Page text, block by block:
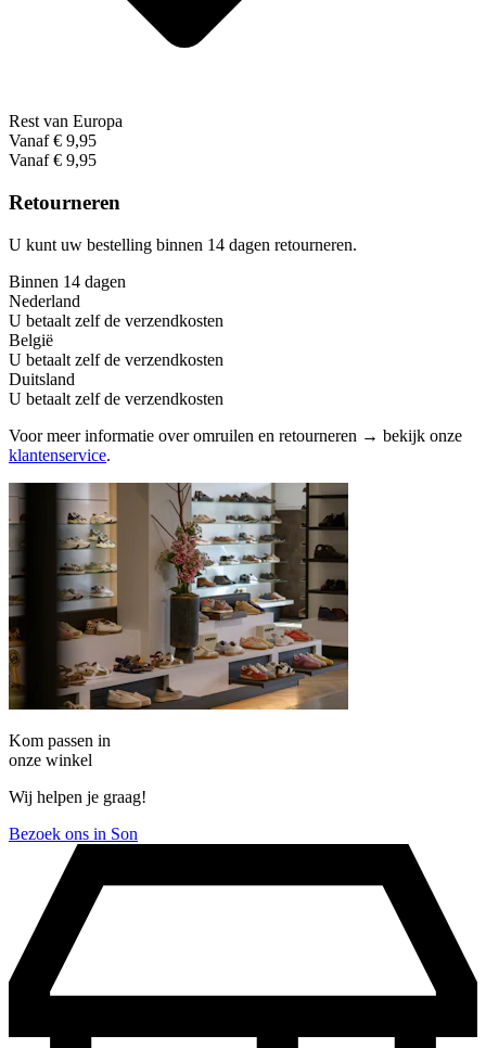
Rest van Europa
Vanaf € 9,95
Vanaf € 9,95
Retourneren
U kunt uw bestelling binnen 14 dagen retourneren.
Binnen 14 dagen
Nederland
U betaalt zelf de verzendkosten
België
U betaalt zelf de verzendkosten
Duitsland
U betaalt zelf de verzendkosten
Voor meer informatie over omruilen en retourneren → bekijk onze
klantenservice.
Kom passen in
onze winkel
Wij helpen je graag!
Bezoek ons in Son